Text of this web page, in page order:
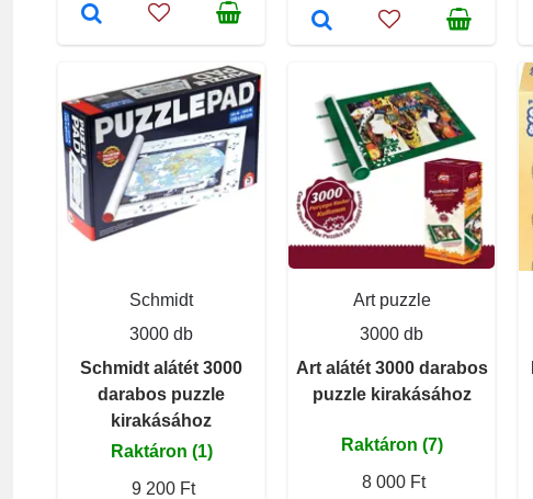
Schmidt
3000 db
Schmidt alátét 3000
darabos puzzle
kirakásához
Raktáron (1)
9 200 Ft
Art puzzle
3000 db
Art alátét 3000 darabos
puzzle kirakásához
Raktáron (7)
8 000 Ft